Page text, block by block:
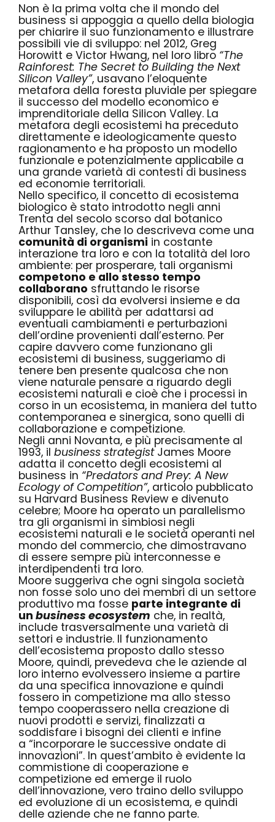
Non è la prima volta che il mondo del
business si appoggia a quello della biologia
per chiarire il suo funzionamento e illustrare
possibili vie di sviluppo: nel 2012, Greg
Horowitt e Victor Hwang, nel loro libro “The
Rainforest: The Secret to Building the Next
Silicon Valley”, usavano l’eloquente
metafora della foresta pluviale per spiegare
il successo del modello economico e
imprenditoriale della Silicon Valley. La
metafora degli ecosistemi ha preceduto
direttamente e ideologicamente questo
ragionamento e ha proposto un modello
funzionale e potenzialmente applicabile a
una grande varietà di contesti di business
ed economie territoriali.
Nello specifico, il concetto di ecosistema
biologico è stato introdotto negli anni
Trenta del secolo scorso dal botanico
Arthur Tansley, che lo descriveva come una
comunità di organismi in costante
interazione tra loro e con la totalità del loro
ambiente: per prosperare, tali organismi
competono e allo stesso tempo
collaborano sfruttando le risorse
disponibili, così da evolversi insieme e da
sviluppare le abilità per adattarsi ad
eventuali cambiamenti e perturbazioni
dell’ordine provenienti dall’esterno. Per
capire davvero come funzionano gli
ecosistemi di business, suggeriamo di
tenere ben presente qualcosa che non
viene naturale pensare a riguardo degli
ecosistemi naturali e cioè che i processi in
corso in un ecosistema, in maniera del tutto
contemporanea e sinergica, sono quelli di
collaborazione e competizione.
Negli anni Novanta, e più precisamente al
1993, il business strategistJames Moore
adatta il concetto degli ecosistemi al
business in “Predators and Prey: A New
Ecology of Competition”, articolo pubblicato
su Harvard Business Review e divenuto
celebre; Moore ha operato un parallelismo
tra gli organismi in simbiosi negli
ecosistemi naturali e le società operanti nel
mondo del commercio, che dimostravano
di essere sempre più interconnesse e
interdipendenti tra loro.
Moore suggeriva che ogni singola società
non fosse solo uno dei membri di un settore
produttivo ma fosse parte integrante di
un business ecosystem che, in realtà,
include trasversalmente una varietà di
settori e industrie. Il funzionamento
dell’ecosistema proposto dallo stesso
Moore, quindi, prevedeva che le aziende al
loro interno evolvessero insieme a partire
da una specifica innovazione e quindi
fossero in competizione ma allo stesso
tempo cooperassero nella creazione di
nuovi prodotti e servizi, finalizzati a
soddisfare i bisogni dei clienti e infine
a “incorporare le successive ondate di
innovazioni”. In quest’ambito è evidente la
commistione di cooperazione e
competizione ed emerge il ruolo
dell’innovazione, vero traino dello sviluppo
ed evoluzione di un ecosistema, e quindi
delle aziende che ne fanno parte.